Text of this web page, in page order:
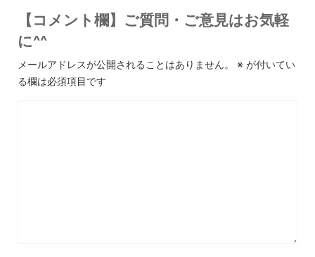
【コメント欄】ご質問・ご意見はお気軽
に^^
メールアドレスが公開されることはありません。 ※ が付いてい
る欄は必須項目です